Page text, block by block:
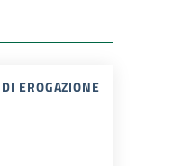
EROGAZIONE